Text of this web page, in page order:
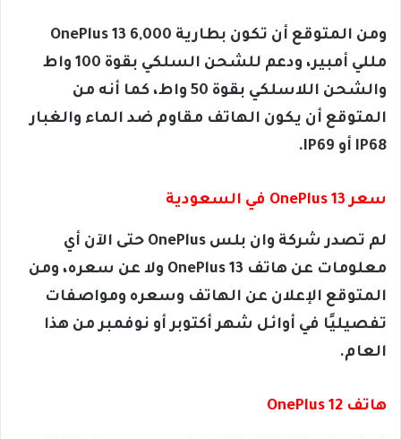
ومن المتوقع أن تكون بطارية OnePlus 13 6,000
مللي أمبير، ودعم للشحن السلكي بقوة 100 واط
والشحن اللاسلكي بقوة 50 واط، كما أنه من
المتوقع أن يكون الهاتف مقاوم ضد الماء والغبار
IP68 أو IP69.
سعر OnePlus 13 في السعودية
لم تصدر شركة وان بلس OnePlus حتى الآن أي
معلومات عن هاتف OnePlus 13 ولا عن سعره، ومن
المتوقع الإعلان عن الهاتف وسعره ومواصفات
تفصيليًا في أوائل شهر أكتوبر أو نوفمبر من هذا
العام.
هاتف OnePlus 12